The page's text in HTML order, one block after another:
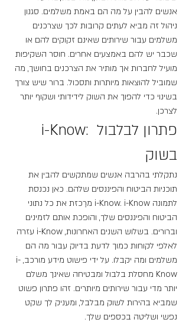
אנשים להבין על מה הם באמת משלמים. סגנון
ניהול זה מביא לעתים קרובות לכך שצרכנים
משלמים עבור שירותים שאינם זקוקים להם או
שכבר יש להם באמצעים אחרים. חוסר השקיפות
מועיל לחברות אך מותיר את הצרכנים בחושך, מה
שמוביל להוצאות מיותרות ותסכול. ברור שיש צורך
בשינוי כדי להפוך את השוק לידידותי ושקוף יותר
לצרכן.
i-Know: פתרון לבלבול
בשוק
נתקלתי בהרבה אנשים שמתקשים להבין את
תוכניות הביטוח והפיננסים שלהם. כאן נכנסת
לתמונה i-Know. i-Know מרַכזת את כל נתוני
הביטוח והפיננסים שלך, והופכת אותם לזמינים
וברורים. בשלוש השנים האחרונות, i-Know עזרה
לאלפי לקוחות כמוך לדעת בדיוק עבור מה הם
משלמים ומה יקבלו. על ידי פישוט מידע מורכב, i-
Know מחסלת בלבול ומבטיחה שאינך משלם
יותר מדי עבור שירותים מיותרים. זהו פתרון פשוט
שמביא בהירות לשוק מבלבל, ומעניק לך שקט
נפשי ושליטה בכספים שלך.